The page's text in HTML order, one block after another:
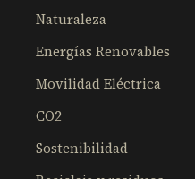
Naturaleza
Energías Renovables
Movilidad Eléctrica
CO2
Sostenibilidad